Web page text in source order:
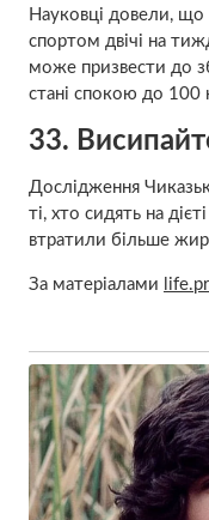
Науковці довели,
спортом двічі на
може призвести до
стані спокою до 100
33.
Дослідження
ті, хто сидять на
втратили більше
За матеріалами